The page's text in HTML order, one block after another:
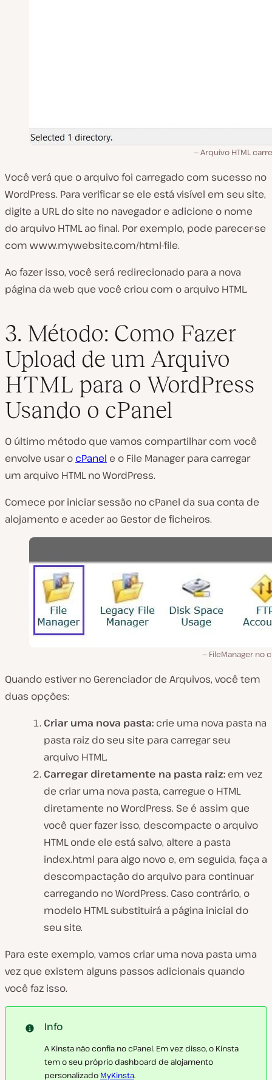
Arquivo HTML
Você verá que o arquivo foi carregado com sucesso no
WordPress. Para verificar se ele está visível em seu site,
digite a URL do site no navegador e adicione o nome
do arquivo HTML ao final. Por exemplo, pode parecer-se
com www.mywebsite.com/html-file.
Ao fazer isso, você será redirecionado para a nova
página da web que você criou com o arquivo HTML.
3. Método: Como Fazer
Upload de um Arquivo
HTML para o WordPress
Usando o cPanel
O último método que vamos compartilhar com você
envolve usar o cPanel e o File Manager para carregar
um arquivo HTML no WordPress.
Comece por iniciar sessão no cPanel da sua conta de
alojamento e aceder ao Gestor de ficheiros.
FileManager no
Quando estiver no Gerenciador de Arquivos, você tem
duas opções:
Criar uma nova pasta: crie uma nova pasta na
pasta raiz do seu site para carregar seu
arquivo HTML.
Carregar diretamente na pasta raiz: em vez
de criar uma nova pasta, carregue o HTML
diretamente no WordPress. Se é assim que
você quer fazer isso, descompacte o arquivo
HTML onde ele está salvo, altere a pasta
index.html para algo novo e, em seguida, faça a
descompactação do arquivo para continuar
carregando no WordPress. Caso contrário, o
modelo HTML substituirá a página inicial do
seu site.
Para este exemplo, vamos criar uma nova pasta uma
vez que existem alguns passos adicionais quando
você faz isso.
Info
A Kinsta não confia no cPanel. Em vez disso, o Kinsta
tem o seu próprio dashboard de alojamento
personalizado MyKinsta.